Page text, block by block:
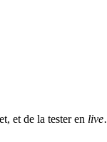
et de la tester en live